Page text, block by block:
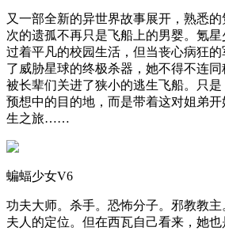
又一部全新的异世界故事展开，熟悉
次的遗孤不再只是飞船上的男婴。氪
过着平凡的校园生活，但当丧心病狂
了威胁星球的终极杀器，她不得不连
被长辈们关进了狭小的逃生飞船。只
预想中的目的地，而是带着这对姐弟
生之旅……
蝙蝠少女V6
功夫大师。杀手。恐怖分子。邪教教
夫人的定位。但在西瓦自己看来，她